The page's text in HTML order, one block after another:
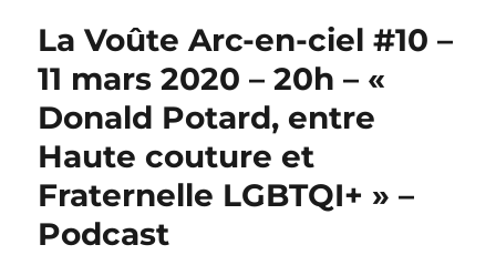
La Voûte Arc-en-ciel #10 –
11 mars 2020 – 20h – «
Donald Potard, entre
Haute couture et
Fraternelle LGBTQI+ » –
Podcast